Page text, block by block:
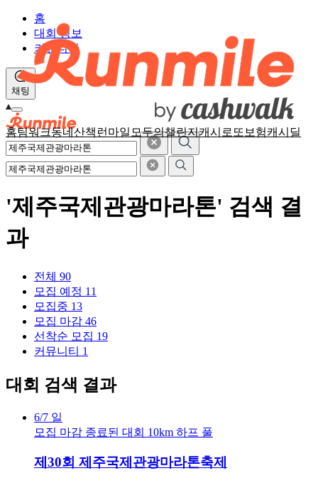
홈팀워크동네산책 런마일 모두의챌린지캐시로또 보험캐시딜
홈
대회 정보
커뮤니티
채팅
'제주국제관광마라톤' 검색 결
과
전체 90
모집 예정 11
모집중 13
모집 마감 46
선착순 모집 19
커뮤니티 1
대회 검색 결과
6/7 일
모집 마감 종료된 대회 10km 하프 풀
제30회 제주국제관광마라톤축제